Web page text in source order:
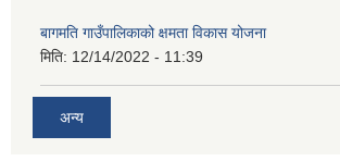
बागमति गाउँपालिकाको क्षमता विकास योजना
मिति: 12/14/2022 - 11:39
अन्य